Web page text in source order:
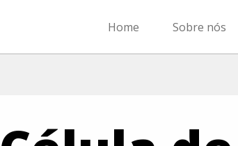
Home Sobre nós